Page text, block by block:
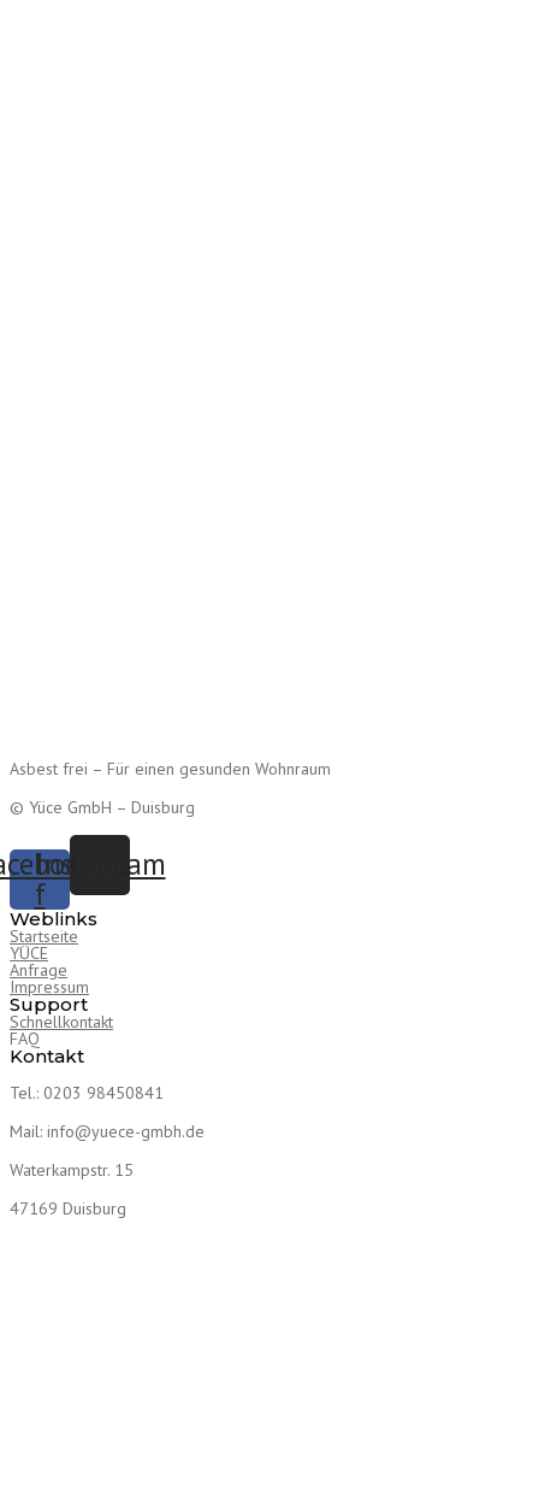
Asbest frei – Für einen gesunden Wohnraum
© Yüce GmbH – Duisburg
f
Instagram
Weblinks
Startseite
YÜCE
Anfrage
Impressum
Support
Schnellkontakt
FAQ
Kontakt
Tel.: 0203 98450841
Mail: info@yuece-gmbh.de
Waterkampstr. 15
47169 Duisburg